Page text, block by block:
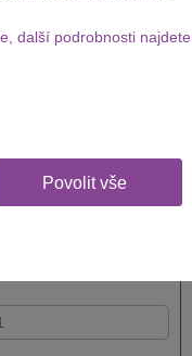
vás doma?
další podrobnosti najdete
Povolit vše